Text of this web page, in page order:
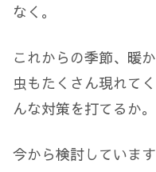
なく。
これからの季節、暖
虫もたくさん現れて
んな対策を打てるか。
今から検討しています